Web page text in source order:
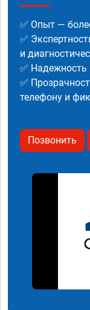
✅ Опыт —
✅
и
✅ Надежность
✅
телефону и
Позвонить